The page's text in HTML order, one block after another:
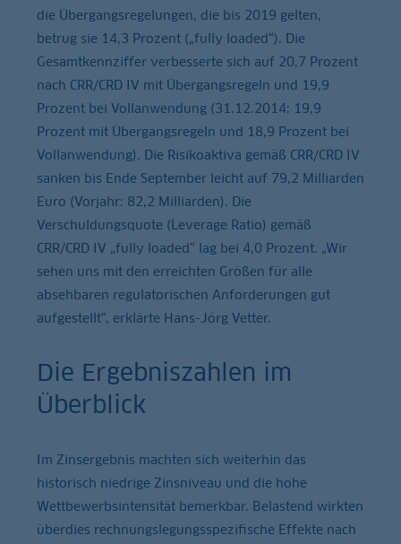
die Übergangsregelungen, die bis 2019 gelten,
betrug sie 14,3 Prozent („fully loaded“). Die
Gesamtkennziffer verbesserte sich auf 20,7 Prozent
nach CRR/CRD IV mit Übergangsregeln und 19,9
Prozent bei Vollanwendung (31.12.2014: 19,9
Prozent mit Übergangsregeln und 18,9 Prozent bei
Vollanwendung). Die Risikoaktiva gemäß CRR/CRD IV
sanken bis Ende September leicht auf 79,2 Milliarden
Euro (Vorjahr: 82,2 Milliarden). Die
Verschuldungsquote (Leverage Ratio) gemäß
CRR/CRD IV „fully loaded“ lag bei 4,0 Prozent. „Wir
sehen uns mit den erreichten Größen für alle
absehbaren regulatorischen Anforderungen gut
aufgestellt“, erklärte Hans-Jörg Vetter.
Die Ergebniszahlen im
Überblick
Im Zinsergebnis machten sich weiterhin das
historisch niedrige Zinsniveau und die hohe
Wettbewerbsintensität bemerkbar. Belastend wirkten
überdies rechnungslegungsspezifische Effekte nach